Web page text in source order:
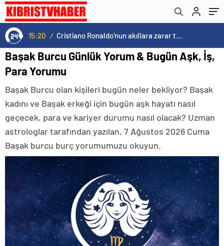
15:20 / Cristiano Ronaldo’nun akıllara zarar tüm kariyerinin istatistiğini çıkardık !
Başak Burcu Günlük Yorum & Bugün Aşk, İş,
Para Yorumu
Başak Burcu olan kişileri bugün neler bekliyor? Başak
kadını ve Başak erkeği için bugün aşk hayatı nasıl
geçecek, para ve kariyer durumu nasıl olacak? Uzman
astrologlar tarafından yazılan, 7 Ağustos 2026 Cuma
Başak burcu burç yorumumuzu okuyun.